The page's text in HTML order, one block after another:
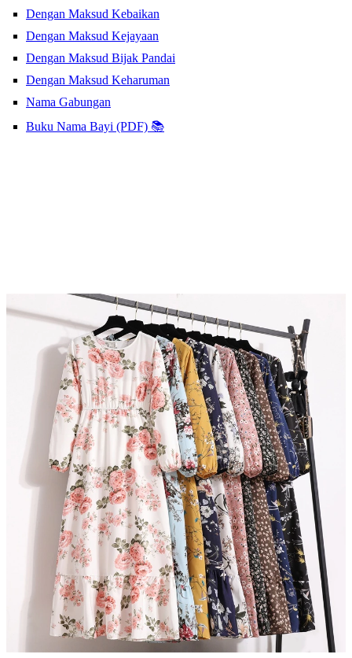
Dengan Maksud Kebaikan
Dengan Maksud Kejayaan
Dengan Maksud Bijak Pandai
Dengan Maksud Keharuman
Nama Gabungan
Buku Nama Bayi (PDF) 📚